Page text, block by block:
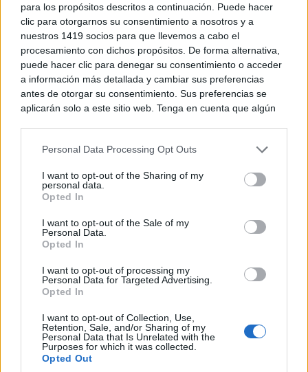
para los propósitos descritos a continuación. Puede hacer
clic para otorgarnos su consentimiento a nosotros y a
nuestros 1419 socios para que llevemos a cabo el
procesamiento con dichos propósitos. De forma alternativa,
puede hacer clic para denegar su consentimiento o acceder
a información más detallada y cambiar sus preferencias
antes de otorgar su consentimiento. Sus preferencias se
aplicarán solo a este sitio web. Tenga en cuenta que algún
rechazar tal procesamiento. Puede cambiar sus preferencias
a este sitio y haciendo clic en el botón "Privacidad" en la
parte inferior de la página web.
Please note that this website/app uses one or more Google
services and may gather and store information including but
not limited to your visit or usage behaviour. You may click to
use your data for below specified purposes in below Google
consent section.
Personal Data Processing Opt Outs
I want to opt-out of the Sharing of my
personal data.
Opted In
I want to opt-out of the Sale of my
Personal Data.
Opted In
I want to opt-out of processing my
Personal Data for Targeted Advertising.
Opted In
I want to opt-out of Collection, Use,
Retention, Sale, and/or Sharing of my
Personal Data that Is Unrelated with the
Purposes for which it was collected.
Opted Out
A día de hoy AFAS cuenta con 75 voluntarios en su
plus de calidad a nuestra institución y sobre todo
una mejor calidad de vida.
Enhorabuena a todos los voluntarios de España por
conmemorar su día hoy 5 de diciembre, y les
animamos a que se involucren en iniciarse en este
apasionante mundo que aporta mucho en la vida de
las personas.